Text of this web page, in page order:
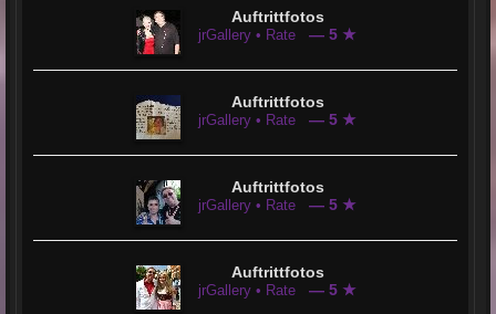
Auftrittfotos
jrGallery • Rate — 5 ★
Auftrittfotos
jrGallery • Rate — 5 ★
Auftrittfotos
jrGallery • Rate — 5 ★
Auftrittfotos
jrGallery • Rate — 5 ★